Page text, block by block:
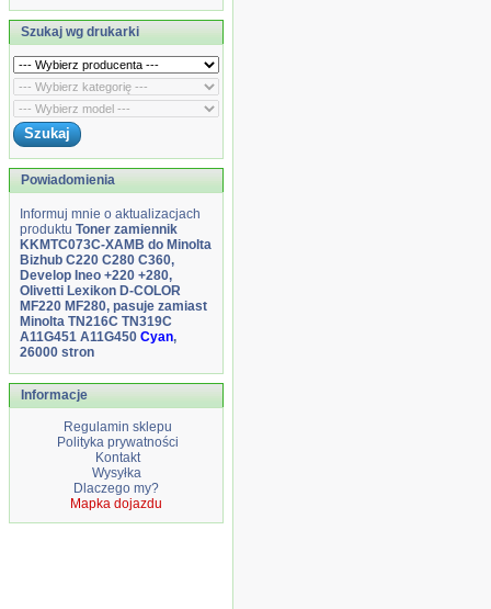
Szukaj wg drukarki
Powiadomienia
Informuj mnie o aktualizacjach
produktu Toner zamiennik
KKMTC073C-XAMB do Minolta
Bizhub C220 C280 C360,
Develop Ineo +220 +280,
Olivetti Lexikon D-COLOR
MF220 MF280, pasuje zamiast
Minolta TN216C TN319C
A11G451 A11G450 Cyan,
26000 stron
Informacje
Regulamin sklepu
Polityka prywatności
Kontakt
Wysyłka
Dlaczego my?
Mapka dojazdu